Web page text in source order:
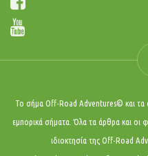
Το σήμα Off-Road Adventures© και τα
εμπορικά σήματα. Όλα τα άρθρα και οι
ιδιοκτησία της Off-Road